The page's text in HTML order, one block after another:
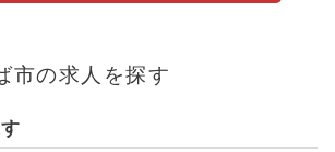
市の求人を探す